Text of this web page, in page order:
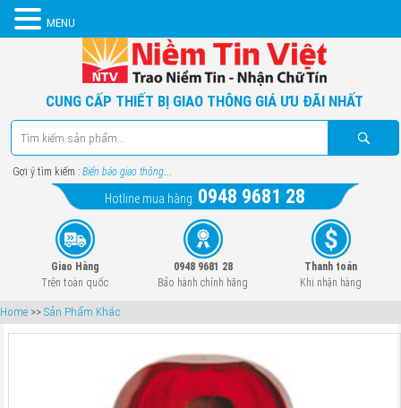
CUNG CẤP THIẾT BỊ GIAO THÔNG GIÁ ƯU ĐÃI NHẤT
Gợi ý tìm kiếm : Biển báo giao thông...
Hotline mua hàng: 0948 9681 28
Giao Hàng
Trên toàn quốc
0948 9681 28
Bảo hành chính hãng
Thanh toán
Khi nhận hàng
Home >> Sản Phẩm Khác
MENU